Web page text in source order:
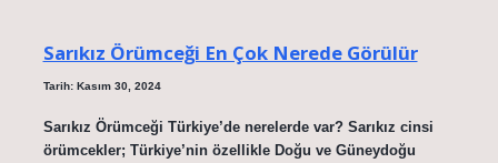
Sarıkız Örümceği En Çok Nerede Görülür
Tarih: Kasım 30, 2024
Sarıkız Örümceği Türkiye’de nerelerde var? Sarıkız cinsi
örümcekler; Türkiye’nin özellikle Doğu ve Güneydoğu